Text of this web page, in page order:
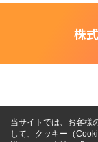
株
当サイトでは、お客様
して、クッキー（